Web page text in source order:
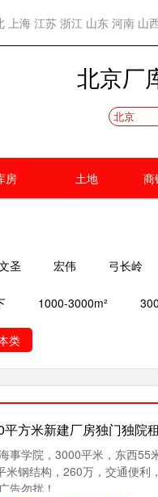
上海 江苏 浙江 山东 河南 山
北京厂
北京
房 土地 商
圣 宏伟 弓长岭
1000-3000m²
类
平方米新建厂房独门独院
事学院，3000平米，东西55
米钢结构，260万，交通便利
告勿扰！